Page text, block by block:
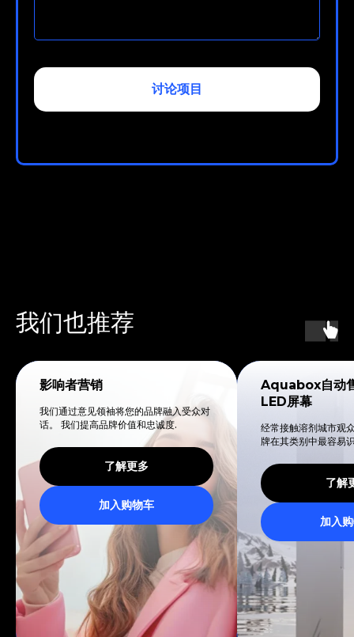
讨论项目
我们也推荐
影响者营销
我们通过意见领袖将您的品牌融入受众对
话。 我们提高品牌价值和忠诚度.
了解更多
加入购物车
Aquabox自动
LED屏幕
经常接触溶剂城市观
牌在其类别中最容易
了解
加入